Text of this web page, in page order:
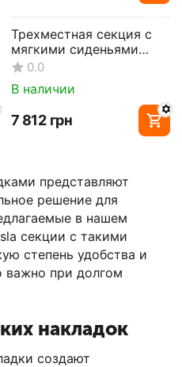
представляют
решение для
в нашем
секции с такими
степень удобства и
важно при долгом
накладок
создают
Трехместная секция с
мягкими сиденьями
Оливия
0.0
В наличии
‍7 812‍ грн